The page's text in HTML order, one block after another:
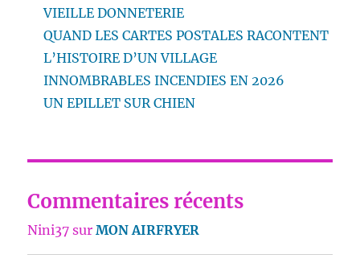
VIEILLE DONNETERIE
QUAND LES CARTES POSTALES RACONTENT
L’HISTOIRE D’UN VILLAGE
INNOMBRABLES INCENDIES EN 2026
UN EPILLET SUR CHIEN
Commentaires récents
Nini37 surMON AIRFRYER